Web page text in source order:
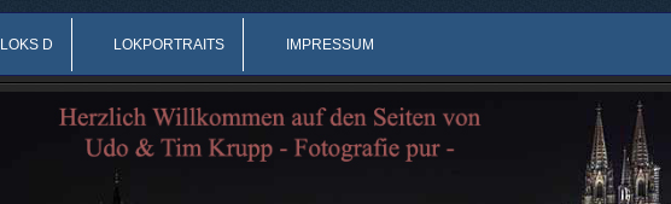
LOKS D LOKPORTRAITS IMPRESSUM